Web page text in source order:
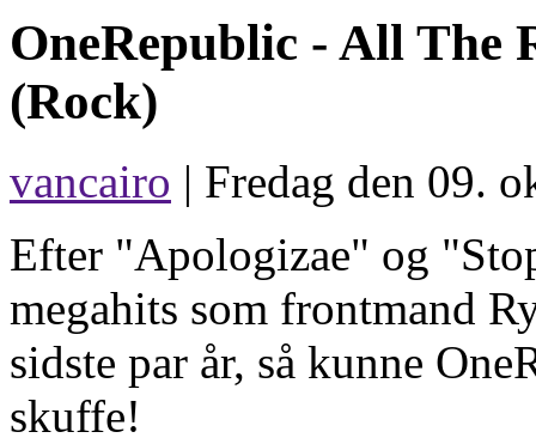
OneRepublic - All The
(Rock)
vancairo | Fredag den 09.
Efter "Apologizae" og
megahits som frontmand
sidste par år, så kunne
skuffe!